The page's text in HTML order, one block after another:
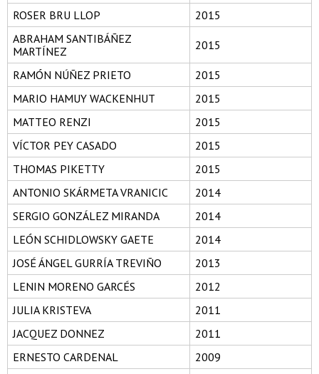
ROSER BRU LLOP
2015
ABRAHAM SANTIBÁÑEZ
MARTÍNEZ
2015
RAMÓN NÚÑEZ PRIETO
2015
MARIO HAMUY WACKENHUT
2015
MATTEO RENZI
2015
VÍCTOR PEY CASADO
2015
THOMAS PIKETTY
2015
ANTONIO SKÁRMETA VRANICIC
2014
SERGIO GONZÁLEZ MIRANDA
2014
LEÓN SCHIDLOWSKY GAETE
2014
JOSÉ ÁNGEL GURRÍA TREVIÑO
2013
LENIN MORENO GARCÉS
2012
JULIA KRISTEVA
2011
JACQUEZ DONNEZ
2011
ERNESTO CARDENAL
2009